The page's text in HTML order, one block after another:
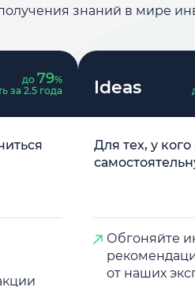
знаний в мире
до79%
за 2.5 года
Ideas
Для тех, у
Обгоняйте
от наших